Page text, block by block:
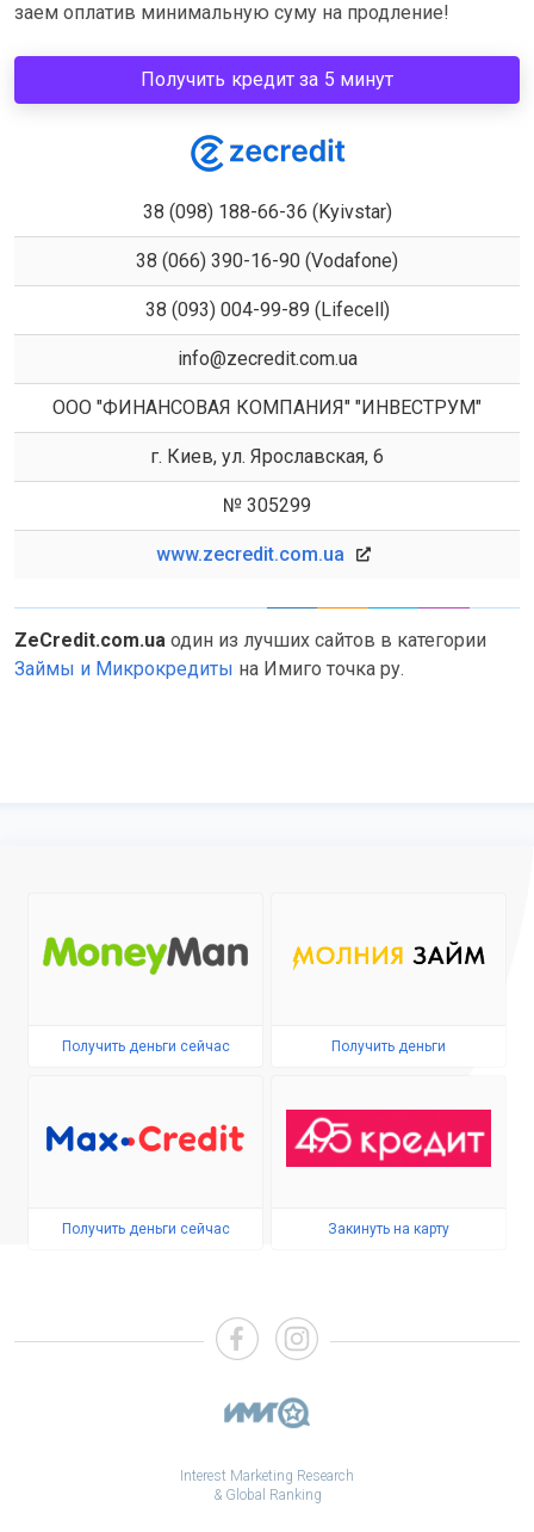
заем оплатив минимальную суму на продление!
Получить кредит за 5 минут
38 (098) 188-66-36 (Kyivstar)
38 (066) 390-16-90 (Vodafone)
38 (093) 004-99-89 (Lifecell)
info@zecredit.com.ua
ООО "ФИНАНСОВАЯ КОМПАНИЯ" "ИНВЕСТРУМ"
г. Киев, ул. Ярославская, 6
№ 305299
www.zecredit.com.ua
ZeCredit.com.ua один из лучших сайтов в категории
Займы и Микрокредиты на Имиго точка ру.
Получить деньги сейчас Получить деньги
Получить деньги сейчас Закинуть на карту
Interest Marketing Research
& Global Ranking